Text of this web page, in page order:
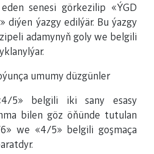
senesi görkezilip «ÝGD
diýen ýazgy edilýär. Bu ýazgy
adamynyň goly we belgili
umumy düzgünler
5» belgili iki sany esasy
bilen göz öňünde tutulan
6» we «4/5» belgili goşmaça